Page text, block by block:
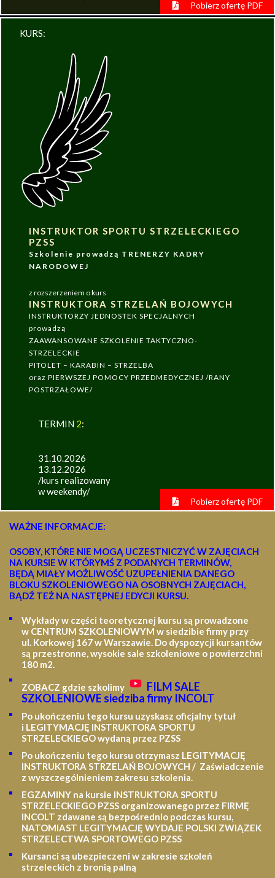
Pobierz ofertę PDF
KURS:
INSTRUKTOR SPORTU STRZELECKIEGO
PZSS
Szkolenie prowadzą TRENERZY KADRY
NARODOWEJ
z rozszerzeniem o kurs
INSTRUKTORA STRZELAŃ BOJOWYCH
INSTRUKTORZY JEDNOSTEK SPECJALNYCH
prowadzą
ZAAWANSOWANE SZKOLENIE TAKTYCZNO-
STRZELECKIE
PITOLET – KARABIN – STRZELBA
oraz PIERWSZEJ POMOCY PRZEDMEDYCZNEJ /RANY
POSTRZAŁOWE/
TERMIN 2:
31.10.2026
13.12.2026
/kurs realizowany
w weekendy/
Pobierz ofertę PDF
WAŻNE INFORMACJE:
OSOBY, KTÓRE NIE MOGĄ UCZESTNICZYĆ W ZAJĘCIACH
NA KURSIE W KTÓRYMŚ Z PODANYCH TERMINÓW,
BĘDĄ MIAŁY MOŻLIWOŚĆ UZUPEŁNIENIA DANEGO
BLOKU SZKOLENIOWEGO NA OSOBNYCH ZAJĘCIACH,
BĄDŹ TEŻ NA NASTĘPNEJ EDYCJI KURSU.
Wykłady w części teoretycznej kursu są prowadzone
w CENTRUM SZKOLENIOWYM w siedzibie firmy przy
ul. Korkowej 167 w Warszawie. Do dyspozycji kursantów
są przestronne, wysokie sale szkoleniowe o powierzchni
180 m2.
ZOBACZ gdzie szkolimy
FILM SALE
SZKOLENIOWE siedziba firmy INCOLT
Po ukończeniu tego kursu uzyskasz oficjalny tytuł
i LEGITYMACJĘ INSTRUKTORA SPORTU
STRZELECKIEGO wydaną przez PZSS
Po ukończeniu tego kursu otrzymasz LEGITYMACJĘ
INSTRUKTORA STRZELAŃ BOJOWYCH / Zaświadczenie
z wyszczególnieniem zakresu szkolenia.
EGZAMINY na kursie INSTRUKTORA SPORTU
STRZELECKIEGO PZSS organizowanego przez FIRMĘ
INCOLT zdawane są bezpośrednio podczas kursu,
NATOMIAST LEGITYMACJĘ WYDAJE POLSKI ZWIĄZEK
STRZELECTWA SPORTOWEGO PZSS
Kursanci są ubezpieczeni w zakresie szkoleń
strzeleckich z bronią palną